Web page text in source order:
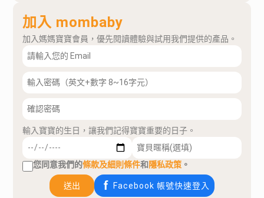
加入 mombaby
加入媽媽寶寶會員，優先閱讀體驗與試用我們提供的產品。
輸入寶寶的生日，讓我們記得寶寶重要的日子。
您同意我們的條款及細則條件和隱私政策 。
送出 Facebook 帳號快速登入